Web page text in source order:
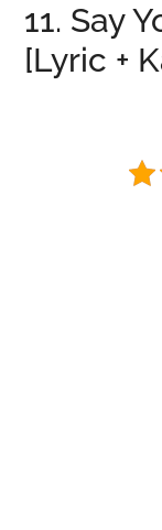
11. Say
[Lyric +